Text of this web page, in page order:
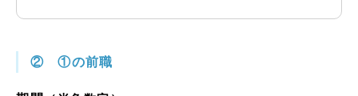
② ①の前職